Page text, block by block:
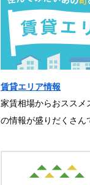
賃貸エリア情報
家賃相場からおススメ
の情報が盛りだくさん